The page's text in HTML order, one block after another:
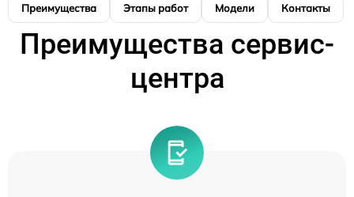
Преимущества Этапы работ Модели Контакты
Преимущества сервис-
центра